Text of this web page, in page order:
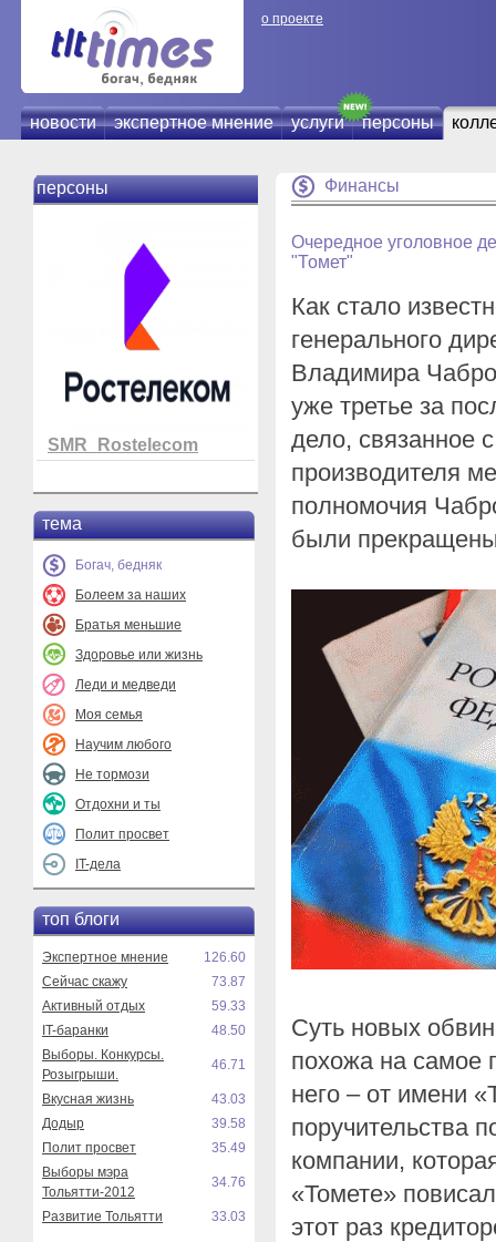
о проекте
новости экспертное мнение услуги персоны
персоны
SMR_Rostelecom
тема
Богач, бедняк
Болеем за наших
Братья меньшие
Здоровье или жизнь
Леди и медведи
Моя семья
Научим любого
Не тормози
Отдохни и ты
Полит просвет
IT-дела
топ блоги
Экспертное мнение
126.60
Сейчас скажу
73.87
Активный отдых
59.33
IT-баранки
48.50
Выборы. Конкурсы.
Розыгрыши.
46.71
Вкусная жизнь
43.03
Додыр
39.58
Полит просвет
35.49
Выборы мэра
Тольятти-2012
34.76
Развитие Тольятти 33.03
Финансы
Очередное уголовное
"Томет"
Как стало
генерального
Владимира
уже третье за
дело, связанное
производителя
полномочия
были
Суть новых
похожа на самое
него – от имени
поручительства
компании,
«Томете»
этот раз